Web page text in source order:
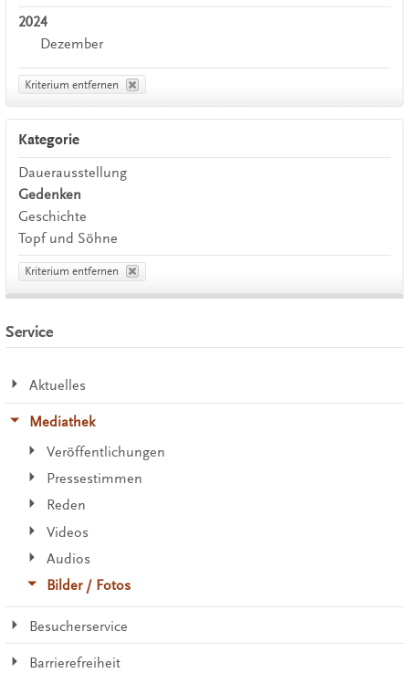
2024
Dezember
Kriterium entfernen
Kategorie
Dauerausstellung
Gedenken
Geschichte
Topf und Söhne
Kriterium entfernen
Service
Aktuelles
Mediathek
Veröffentlichungen
Pressestimmen
Reden
Videos
Audios
Bilder / Fotos
Besucherservice
Barrierefreiheit